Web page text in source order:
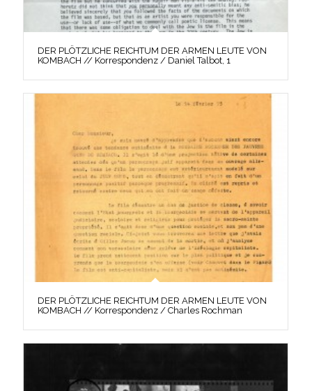
DER PLÖTZLICHE REICHTUM DER ARMEN LEUTE VON
KOMBACH // Korrespondenz / Daniel Talbot, 1
DER PLÖTZLICHE REICHTUM DER ARMEN LEUTE VON
KOMBACH // Korrespondenz / Charles Rochman